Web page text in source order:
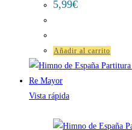
5,99€
Añadir al carrito
Vista rápida